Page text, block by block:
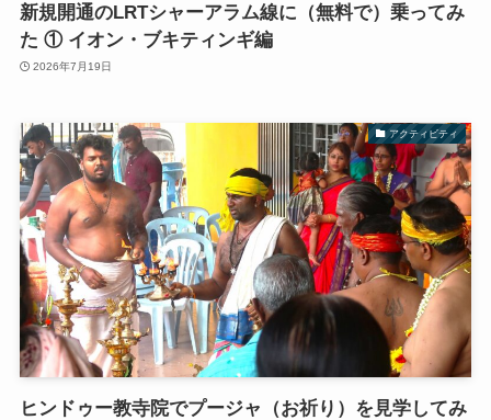
新規開通のLRTシャーアラム線に（無料で）乗ってみ
た ① イオン・ブキティンギ編
2026年7月19日
アクティビティ
ヒンドゥー教寺院でプージャ（お祈り）を見学してみ